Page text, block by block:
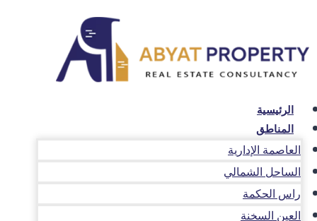
المحتوى
الرئيسية
المناطق
العاصمة الإدارية
الساحل الشمالي
راس الحكمة
العين السخنة